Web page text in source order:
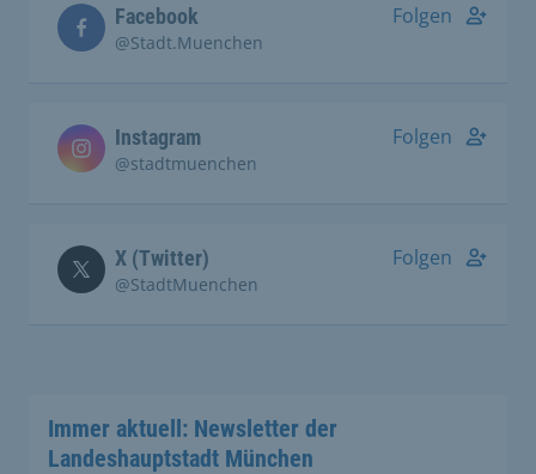
Facebook
@Stadt.Muenchen
Folgen
Instagram
@stadtmuenchen
Folgen
X (Twitter)
@StadtMuenchen
Folgen
Immer aktuell: Newsletter der
Landeshauptstadt München